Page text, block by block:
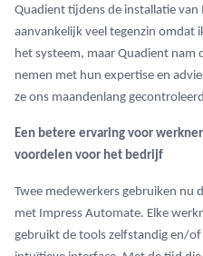
Quadient tijdens de installatie
aanvankelijk veel tegenzin omdat
het systeem, maar Quadient
nemen met hun expertise en
ze ons maandenlang
Een betere ervaring voor
voordelen voor het bedrijf
Twee medewerkers gebruiken nu
met Impress Automate. Elke
gebruikt de tools zelfstandig en/